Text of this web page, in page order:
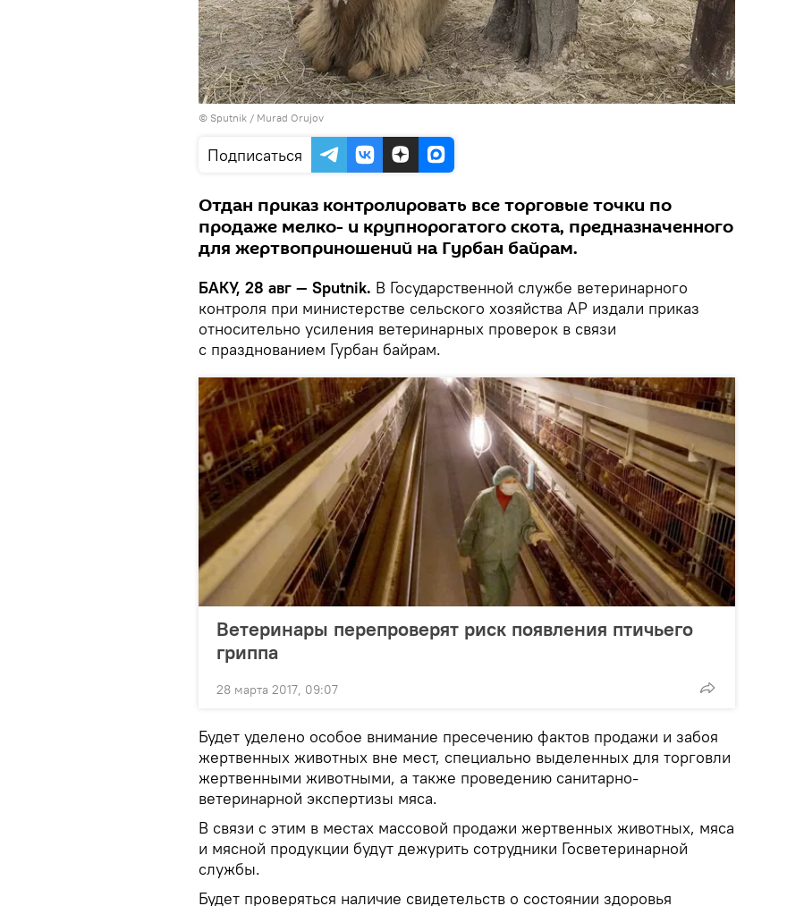
© Sputnik / Murad Orujov
Подписаться
Отдан приказ контролировать все торговые точки по
продаже мелко- и крупнорогатого скота, предназначенного
для жертвоприношений на Гурбан байрам.
БАКУ, 28 авг — Sputnik. В Государственной службе ветеринарного
контроля при министерстве сельского хозяйства АР издали приказ
относительно усиления ветеринарных проверок в связи
с празднованием Гурбан байрам.
Ветеринары перепроверят риск появления птичьего
гриппа
28 марта 2017, 09:07
Будет уделено особое внимание пресечению фактов продажи и забоя
жертвенных животных вне мест, специально выделенных для торговли
жертвенными животными, а также проведению санитарно-
ветеринарной экспертизы мяса.
В связи с этим в местах массовой продажи жертвенных животных, мяса
и мясной продукции будут дежурить сотрудники Госветеринарной
службы.
Будет проверяться наличие свидетельств о состоянии здоровья